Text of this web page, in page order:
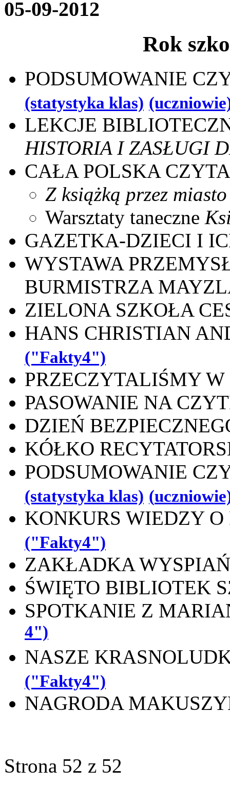
05-09-2012
Rok
PODSUMOWANIE
(statystyka klas)
LEKCJE
HISTORIA I ZASŁUGI
CAŁA POLSKA
Z książką przez miasto
Warsztaty taneczne
GAZETKA-DZIECI I
WYSTAWA
BURMISTRZA
ZIELONA SZKOŁA
HANS CHRISTIAN
("Fakty4")
PRZECZYTALIŚMY
PASOWANIE NA
DZIEŃ
KÓŁKO
PODSUMOWANIE
(statystyka klas) (
KONKURS WIEDZY
("Fakty4")
ZAKŁADKA
ŚWIĘTO BIBLIOTEK
SPOTKANIE Z
4")
NASZE
("Fakty4")
NAGRODA
Strona 52 z 52